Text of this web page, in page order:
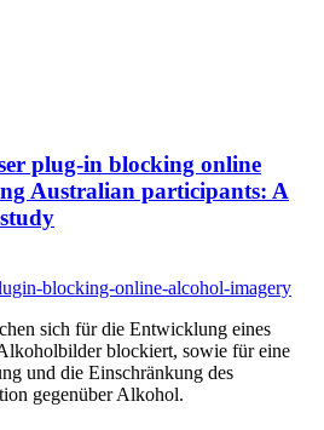
plug-in blocking online
Australian participants: A
sich für die Entwicklung eines
blockiert, sowie für eine
und die Einschränkung des
gegenüber Alkohol.